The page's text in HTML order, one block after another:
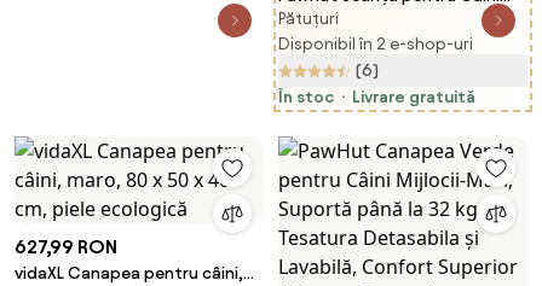
Portabilă cu 4 Trepte, Scară
pentru Animale Domestice,
60x35x44 cm, Gri Deschis |
Aosom Romania
Pătuțuri
Disponibil în 2 e-shop-uri
(6)
În stoc
Livrare gratuită
627,99 RON
vidaXL Canapea pentru câini,